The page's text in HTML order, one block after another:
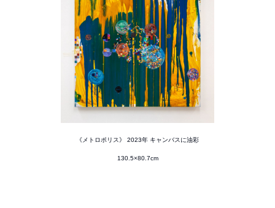
《メトロポリス》 2023年 キャンバスに油彩
130.5×80.7cm